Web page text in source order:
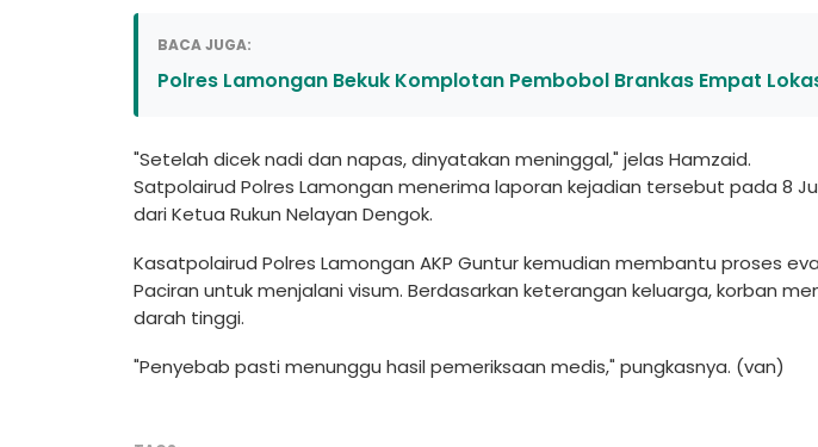
BACA JUGA:
Polres Lamongan Bekuk Komplotan Pembobol Brankas Empat
"Setelah dicek nadi dan napas, dinyatakan meninggal," jelas Hamzaid.
Satpolairud Polres Lamongan menerima laporan kejadian tersebut pada 8
dari Ketua Rukun Nelayan Dengok.
Kasatpolairud Polres Lamongan AKP Guntur kemudian membantu proses
Paciran untuk menjalani visum. Berdasarkan keterangan keluarga, korban
darah tinggi.
"Penyebab pasti menunggu hasil pemeriksaan medis," pungkasnya. (van)